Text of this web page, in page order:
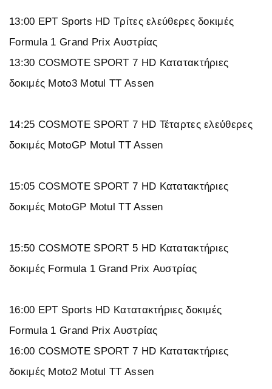
13:00 ΕΡΤ Sports HD Τρίτες ελεύθερες δοκιμές
Formula 1 Grand Prix Αυστρίας
13:30 COSMOTE SPORT 7 HD Κατατακτήριες
δοκιμές Moto3 Motul TT Assen
14:25 COSMOTE SPORT 7 HD Τέταρτες ελεύθερες
δοκιμές MotoGP Motul TT Assen
15:05 COSMOTE SPORT 7 HD Κατατακτήριες
δοκιμές MotoGP Motul TT Assen
15:50 COSMOTE SPORT 5 HD Κατατακτήριες
δοκιμές Formula 1 Grand Prix Αυστρίας
16:00 ΕΡΤ Sports HD Κατατακτήριες δοκιμές
Formula 1 Grand Prix Αυστρίας
16:00 COSMOTE SPORT 7 HD Κατατακτήριες
δοκιμές Moto2 Motul TT Assen